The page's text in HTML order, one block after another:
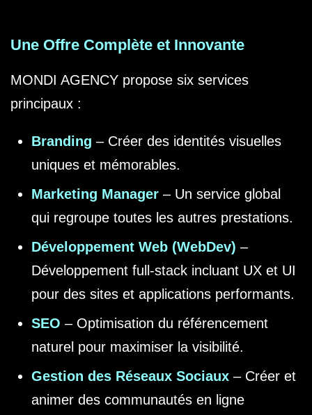
Une Offre Complète et Innovante
MONDI AGENCY propose six services
principaux :
Branding – Créer des identités visuelles
uniques et mémorables.
Marketing Manager – Un service global
qui regroupe toutes les autres prestations.
Développement Web (WebDev) –
Développement full-stack incluant UX et UI
pour des sites et applications performants.
SEO – Optimisation du référencement
naturel pour maximiser la visibilité.
Gestion des Réseaux Sociaux – Créer et
animer des communautés en ligne